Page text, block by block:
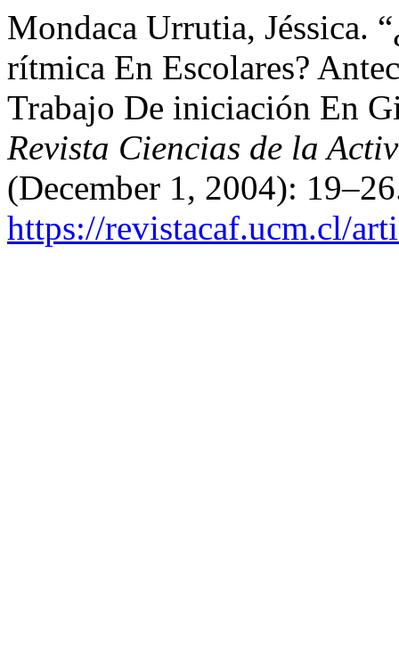
Mondaca Urrutia, Jéssica.
rítmica En Escolares?
Trabajo De iniciación En
Revista Ciencias de la
(December 1, 2004):
https://revistacaf.ucm.cl/